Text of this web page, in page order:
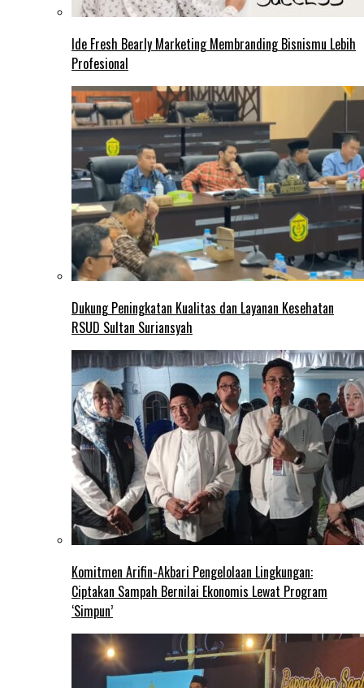
Ide Fresh Bearly Marketing Membranding Bisnismu Lebih
Profesional
Dukung Peningkatan Kualitas dan Layanan Kesehatan
RSUD Sultan Suriansyah
Komitmen Arifin-Akbari Pengelolaan Lingkungan:
Ciptakan Sampah Bernilai Ekonomis Lewat Program
‘Simpun’